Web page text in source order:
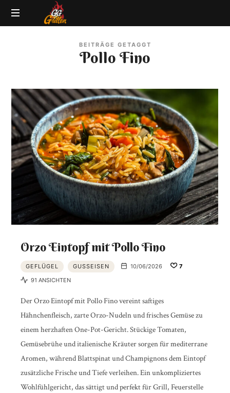
GG-
|
BBQ
Lexikon
BEITRÄGE GETAGGT
Pollo Fino
Orzo Eintopf mit Pollo Fino
GEFLÜGEL GUSSEISEN 10/06/2026
7
91 ANSICHTEN
Der Orzo Eintopf mit Pollo Fino vereint saftiges
Hähnchenfleisch, zarte Orzo-Nudeln und frisches Gemüse zu
einem herzhaften One-Pot-Gericht. Stückige Tomaten,
Gemüsebrühe und italienische Kräuter sorgen für mediterrane
Aromen, während Blattspinat und Champignons dem Eintopf
zusätzliche Frische und Tiefe verleihen. Ein unkompliziertes
Wohlfühlgericht, das sättigt und perfekt für Grill, Feuerstelle